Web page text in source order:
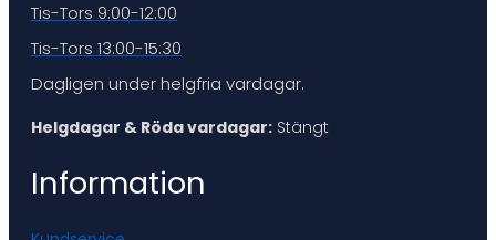
Tis-Tors 9:00-12:00
Tis-Tors 13:00-15:30
Dagligen under helgfria vardagar.
Helgdagar & Röda vardagar: Stängt
Information